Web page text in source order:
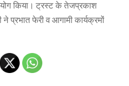
किया। ट्रस्ट के तेजप्रकाश
ने प्रभात फेरी व आगामी कार्यक्रमों